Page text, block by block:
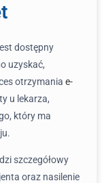
dostępny
uzyskać,
otrzymania e-
u lekarza,
który ma
szczegółowy
oraz nasilenie